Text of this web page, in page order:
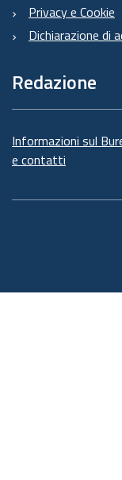
Privacy e Cookie
Dichiarazione di
Redazione
Informazioni sul
e contatti